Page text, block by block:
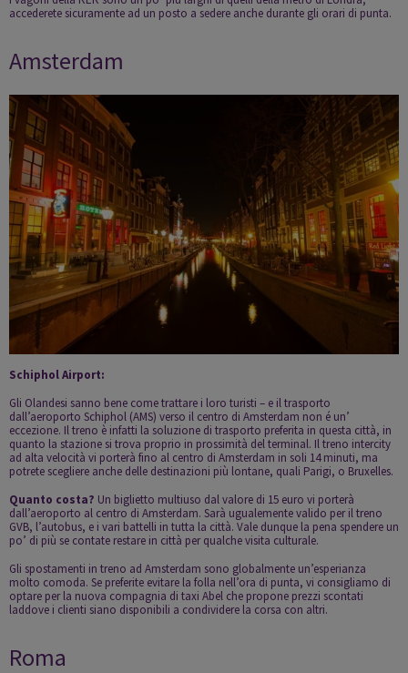
accederete sicuramente ad un posto a sedere anche durante gli orari di punta.
Amsterdam
Schiphol Airport:
Gli Olandesi sanno bene come trattare i loro turisti – e il trasporto
dall’aeroporto Schiphol (AMS) verso il centro di Amsterdam non é un’
eccezione. Il treno è infatti la soluzione di trasporto preferita in questa città, in
quanto la stazione si trova proprio in prossimità del terminal. Il treno intercity
ad alta velocità vi porterà fino al centro di Amsterdam in soli 14 minuti, ma
potrete scegliere anche delle destinazioni più lontane, quali Parigi, o Bruxelles.
Quanto costa? Un biglietto multiuso dal valore di 15 euro vi porterà
dall’aeroporto al centro di Amsterdam. Sarà ugualemente valido per il treno
GVB, l’autobus, e i vari battelli in tutta la città. Vale dunque la pena spendere un
po’ di più se contate restare in città per qualche visita culturale.
Gli spostamenti in treno ad Amsterdam sono globalmente un’esperianza
molto comoda. Se preferite evitare la folla nell’ora di punta, vi consigliamo di
optare per la nuova compagnia di taxi Abel che propone prezzi scontati
laddove i clienti siano disponibili a condividere la corsa con altri.
Roma